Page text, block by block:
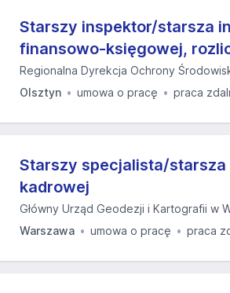
Starszy inspektor/starsza
finansowo-księgowej,
Regionalna Dyrekcja Ochrony
Olsztyn
umowa o pracę praca
Starszy specjalista/
kadrowej
Główny Urząd Geodezji i Kartografii w
Warszawa
umowa o pracę praca